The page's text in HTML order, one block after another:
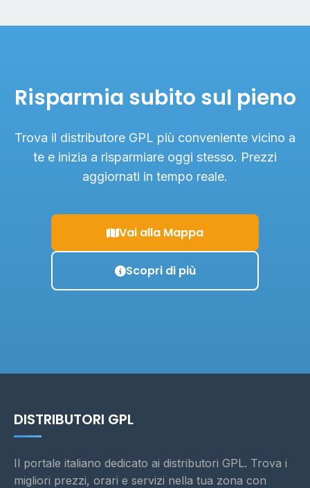
Risparmia subito sul pieno
Trova il distributore GPL più conveniente vicino a
te e inizia a risparmiare oggi stesso. Prezzi
aggiornati in tempo reale.
Vai alla Mappa
Scopri di più
DISTRIBUTORI GPL
Il portale italiano dedicato ai distributori GPL. Trova i
migliori prezzi, orari e servizi nella tua zona con